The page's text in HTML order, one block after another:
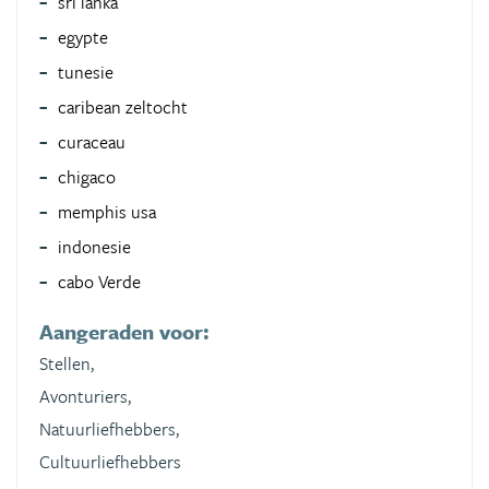
egypte
tunesie
caribean zeltocht
curaceau
chigaco
memphis usa
indonesie
cabo Verde
Aangeraden voor:
Stellen,
Avonturiers,
Natuurliefhebbers,
Cultuurliefhebbers